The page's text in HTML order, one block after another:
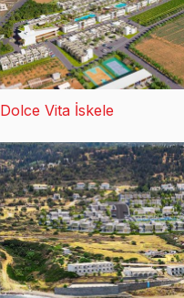
Dolce Vita İskele